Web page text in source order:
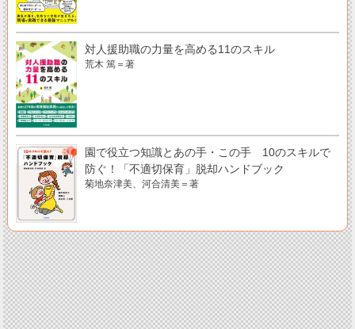
対人援助職の力量を高める11のスキル
荒木 篤＝著
園で役立つ知識とあの手・この手 10のスキルで
防ぐ！「不適切保育」脱却ハンドブック
菊地奈津美、河合清美＝著